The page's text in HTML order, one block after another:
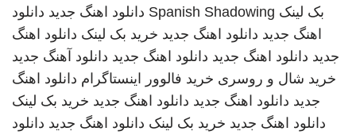
بک لینک Spanish Shadowing دانلود اهنگ جدید دانلود
اهنگ جدید دانلود اهنگ جدید خرید بک لینک دانلود اهنگ
جدید دانلود اهنگ جدید دانلود اهنگ جدید دانلود آهنگ جدید
خرید شال و روسری خرید فالوور اینستاگرام دانلود اهنگ
جدید دانلود اهنگ جدید دانلود اهنگ جدید خرید بک لینک
دانلود اهنگ جدید خرید بک لینک دانلود اهنگ جدید دانلود